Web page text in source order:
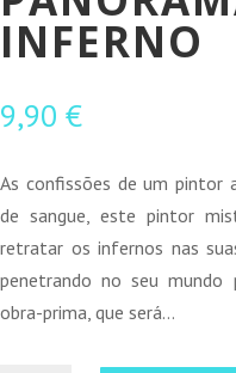
INFERNO
9,90 €
As confissões de um pintor
de sangue, este pintor
retratar os infernos nas
penetrando no seu mundo
obra-prima, que será…